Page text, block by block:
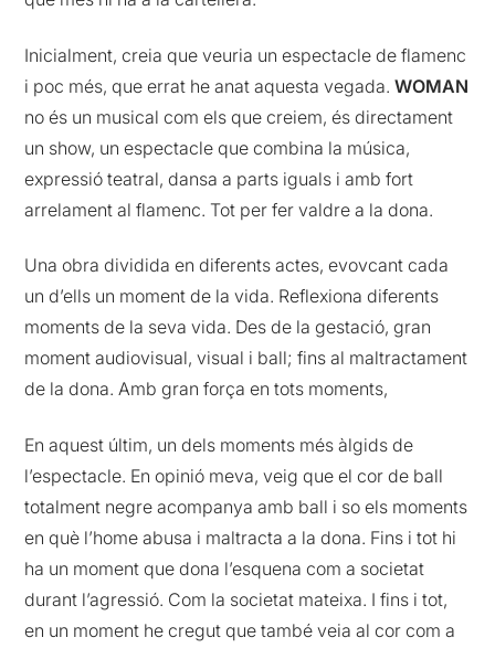
Inicialment, creia que veuria un espectacle de flamenc
i poc més, que errat he anat aquesta vegada.WOMAN
no és un musical com els que creiem, és directament
un show, un espectacle que combina la música,
expressió teatral, dansa a parts iguals i amb fort
arrelament al flamenc. Tot per fer valdre a la dona.
Una obra dividida en diferents actes, evovcant cada
un d’ells un moment de la vida. Reflexiona diferents
moments de la seva vida. Des de la gestació, gran
moment audiovisual, visual i ball; fins al maltractament
de la dona. Amb gran força en tots moments,
En aquest últim, un dels moments més àlgids de
l’espectacle. En opinió meva, veig que el cor de ball
totalment negre acompanya amb ball i so els moments
en què l’home abusa i maltracta a la dona. Fins i tot hi
ha un moment que dona l’esquena com a societat
durant l’agressió. Com la societat mateixa. I fins i tot,
en un moment he cregut que també veia al cor com a